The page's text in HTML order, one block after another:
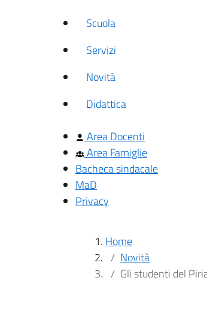
Scuola
Servizi
Novità
Didattica
Area Docenti
Area Famiglie
Bacheca sindacale
MaD
Privacy
Home
Novità
Gli studenti del